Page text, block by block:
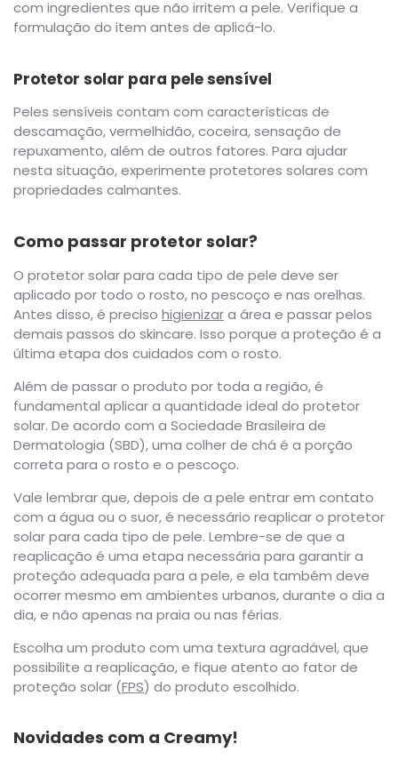
com ingredientes que não irritem a pele. Verifique a
formulação do item antes de aplicá-lo.
Protetor solar para pele sensível
Peles sensíveis contam com características de
descamação, vermelhidão, coceira, sensação de
repuxamento, além de outros fatores. Para ajudar
nesta situação, experimente protetores solares com
propriedades calmantes.
Como passar protetor solar?
O protetor solar para cada tipo de pele deve ser
aplicado por todo o rosto, no pescoço e nas orelhas.
Antes disso, é preciso higienizara área e passar pelos
demais passos do skincare. Isso porque a proteção é a
última etapa dos cuidados com o rosto.
Além de passar o produto por toda a região, é
fundamental aplicar a quantidade ideal do protetor
solar. De acordo com a Sociedade Brasileira de
Dermatologia (SBD), uma colher de chá é a porção
correta para o rosto e o pescoço.
Vale lembrar que, depois de a pele entrar em contato
com a água ou o suor, é necessário reaplicar o protetor
solar para cada tipo de pele. Lembre-se de que a
reaplicação é uma etapa necessária para garantir a
proteção adequada para a pele, e ela também deve
ocorrer mesmo em ambientes urbanos, durante o dia a
dia, e não apenas na praia ou nas férias.
Escolha um produto com uma textura agradável, que
possibilite a reaplicação, e fique atento ao fator de
proteção solar (FPS) do produto escolhido.
Novidades com a Creamy!